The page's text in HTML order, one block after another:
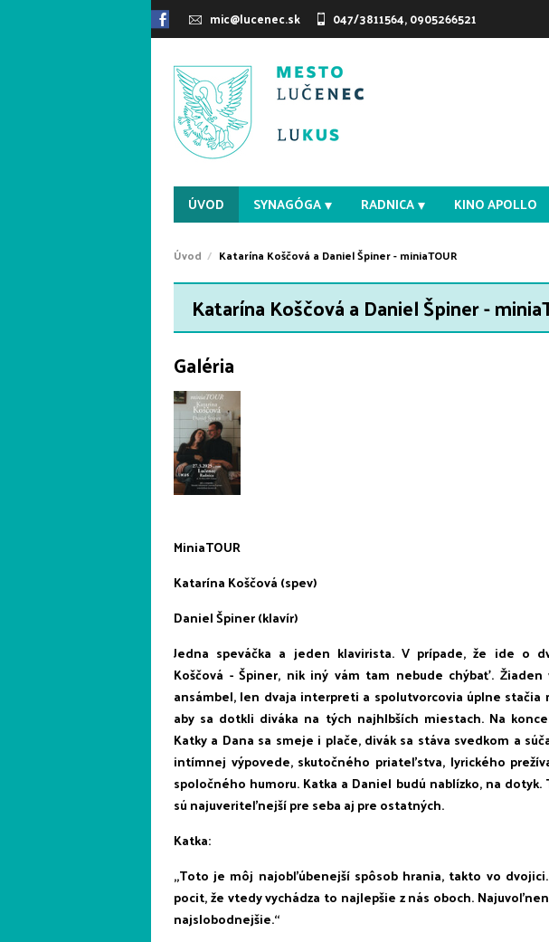
mic@lucenec.sk 047/3811564, 0905266521
ÚVOD SYNAGÓGA RADNICA KINO APOLLO
Úvod Katarína Koščová a Daniel Špiner - miniaTOUR
Katarína Koščová a Daniel Špiner -
Galéria
MiniaTOUR
Katarína Koščová (spev)
Daniel Špiner (klavír)
Jedna speváčka a jeden klavirista. V prípade, že ide o
Koščová - Špiner, nik iný vám tam nebude chýbať. Žiaden
ansámbel, len dvaja interpreti a spolutvorcovia úplne stačia
aby sa dotkli diváka na tých najhlbších miestach. Na
Katky a Dana sa smeje i plače, divák sa stáva svedkom a
intímnej výpovede, skutočného priateľstva, lyrického
spoločného humoru. Katka a Daniel budú nablízko, na dotyk.
sú najuveriteľnejší pre seba aj pre ostatných.
Katka:
„Toto je môj najobľúbenejší spôsob hrania, takto vo dvojici.
pocit, že vtedy vychádza to najlepšie z nás oboch.
najslobodnejšie.“